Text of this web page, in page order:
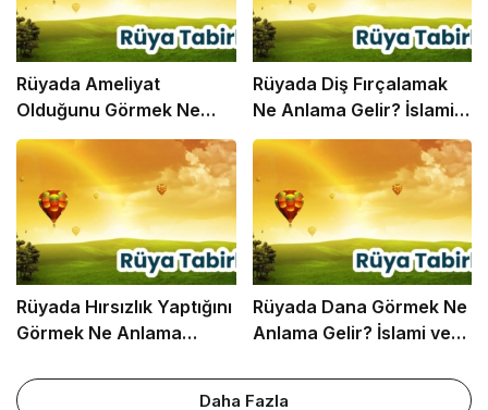
Rüyada Ameliyat
Olduğunu Görmek Ne
Anlama Gelir? İslami ve
Psikolojik Rüya Tabiri
Rüyada Diş Fırçalamak
Ne Anlama Gelir? İslami
ve Psikolojik Rüya Tabiri
Rüyada Hırsızlık Yaptığını
Görmek Ne Anlama
Rüya Tabiri
Rüyada Dana Görmek Ne
Anlama Gelir? İslami ve
Daha Fazla